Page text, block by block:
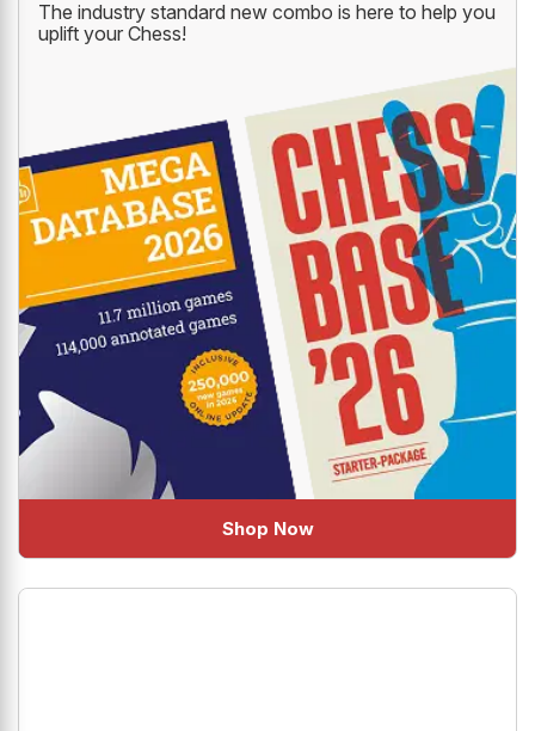
The industry standard new combo is here to help you
uplift your Chess!
Shop Now